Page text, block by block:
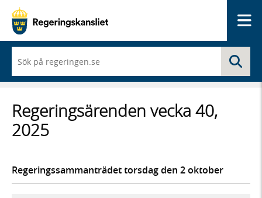
du
börjar
skriva
framträder
en
lista
Regeringsärenden vecka 40,
2025
Regeringssammanträdet torsdag den 2 oktober